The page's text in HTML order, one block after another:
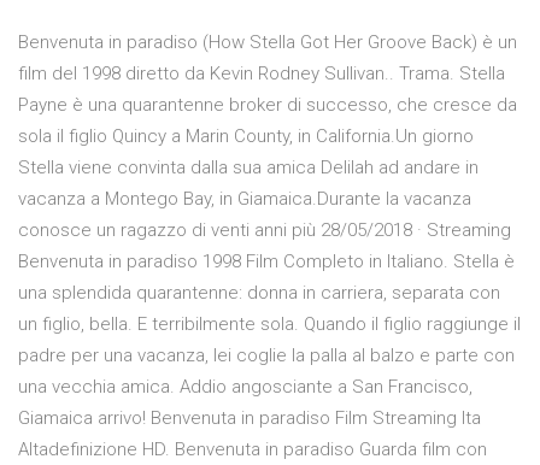
Benvenuta in paradiso (How Stella Got Her Groove Back) è un
film del 1998 diretto da Kevin Rodney Sullivan.. Trama. Stella
Payne è una quarantenne broker di successo, che cresce da
sola il figlio Quincy a Marin County, in California.Un giorno
Stella viene convinta dalla sua amica Delilah ad andare in
vacanza a Montego Bay, in Giamaica.Durante la vacanza
conosce un ragazzo di venti anni più 28/05/2018 · Streaming
Benvenuta in paradiso 1998 Film Completo in Italiano. Stella è
una splendida quarantenne: donna in carriera, separata con
un figlio, bella. E terribilmente sola. Quando il figlio raggiunge il
padre per una vacanza, lei coglie la palla al balzo e parte con
una vecchia amica. Addio angosciante a San Francisco,
Giamaica arrivo! Benvenuta in paradiso Film Streaming Ita
Altadefinizione HD. Benvenuta in paradiso Guarda film con